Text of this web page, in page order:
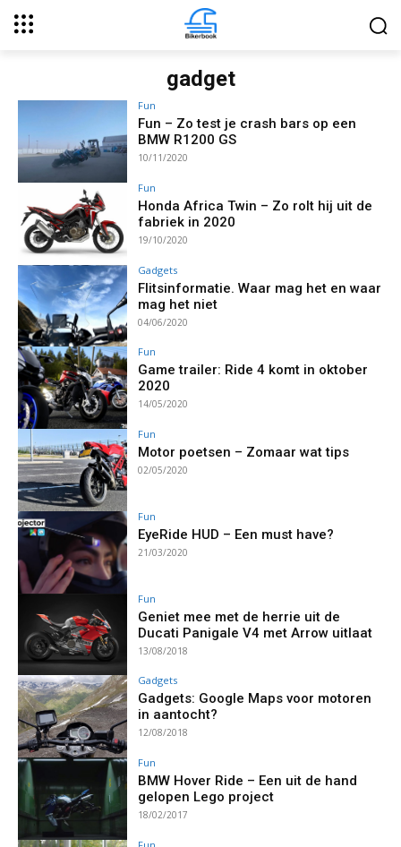
gadget
Fun
Fun – Zo test je crash bars op een
BMW R1200 GS
10/11/2020
Fun
Honda Africa Twin – Zo rolt hij uit de
fabriek in 2020
19/10/2020
Gadgets
Flitsinformatie. Waar mag het en waar
mag het niet
04/06/2020
Fun
Game trailer: Ride 4 komt in oktober
2020
14/05/2020
Fun
Motor poetsen – Zomaar wat tips
02/05/2020
Fun
EyeRide HUD – Een must have?
21/03/2020
Fun
Geniet mee met de herrie uit de
Ducati Panigale V4 met Arrow uitlaat
13/08/2018
Gadgets
Gadgets: Google Maps voor motoren
in aantocht?
12/08/2018
Fun
BMW Hover Ride – Een uit de hand
gelopen Lego project
18/02/2017